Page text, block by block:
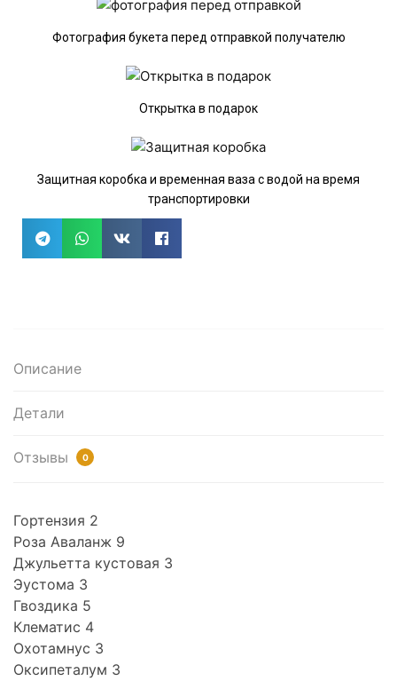
Фотография букета перед отправкой получателю
Открытка в подарок
Защитная коробка и временная ваза с водой на время
транспортировки
Описание
Детали
Отзывы 0
Гортензия 2
Роза Аваланж 9
Джульетта кустовая 3
Эустома 3
Гвоздика 5
Клематис 4
Охотамнус 3
Оксипеталум 3